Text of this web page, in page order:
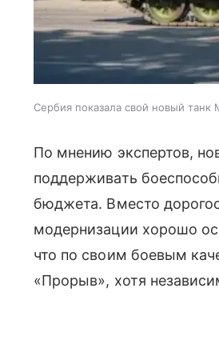
Сербия показала свой новый танк
По мнению экспертов,
поддерживать
бюджета. Вместо
модернизации хорошо
что по своим боевым
«Прорыв», хотя